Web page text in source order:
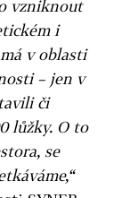
vzniknout
i
v oblasti
– jen v
či
lůžky. O to
se